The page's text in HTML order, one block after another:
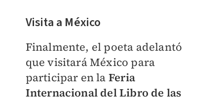
Visita a México
Finalmente, el poeta adelantó
que visitará México para
participar en la Feria
Internacional del Libro de las